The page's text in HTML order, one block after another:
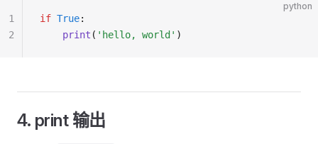
python
if True:
    print
( 'hello, world' )
1
2
4. print 输出